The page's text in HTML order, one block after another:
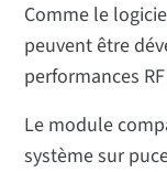
Comme le
peuvent être
performances
Le module
système sur